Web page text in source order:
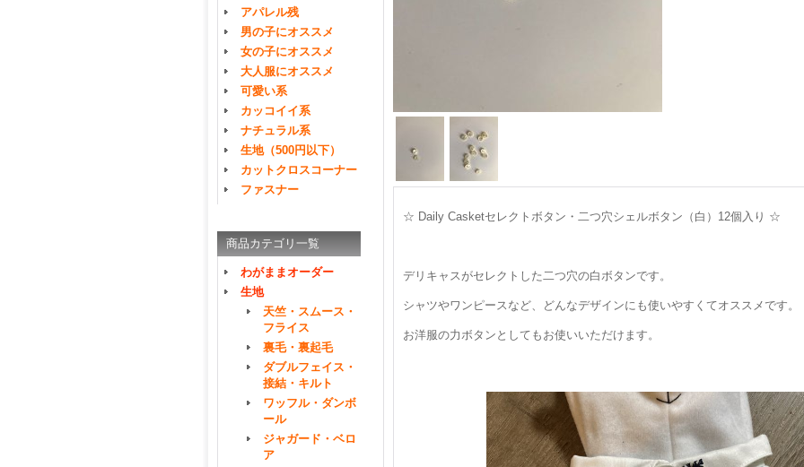
アパレル残
男の子にオススメ
女の子にオススメ
大人服にオススメ
可愛い系
カッコイイ系
ナチュラル系
生地（500円以下）
カットクロスコーナー
ファスナー
商品カテゴリ一覧
わがままオーダー
生地
天竺・スムース・
フライス
裏毛・裏起毛
ダブルフェイス・
接結・キルト
ワッフル・ダンボ
ール
ジャガード・ベロ
ア
☆ Daily Casketセレクトボタン・二つ穴シェルボタン（白）12個入り ☆
デリキャスがセレクトした二つ穴の白ボタンです。
シャツやワンピースなど、どんなデザインにも使いやすくてオススメです。
お洋服の力ボタンとしてもお使いいただけます。